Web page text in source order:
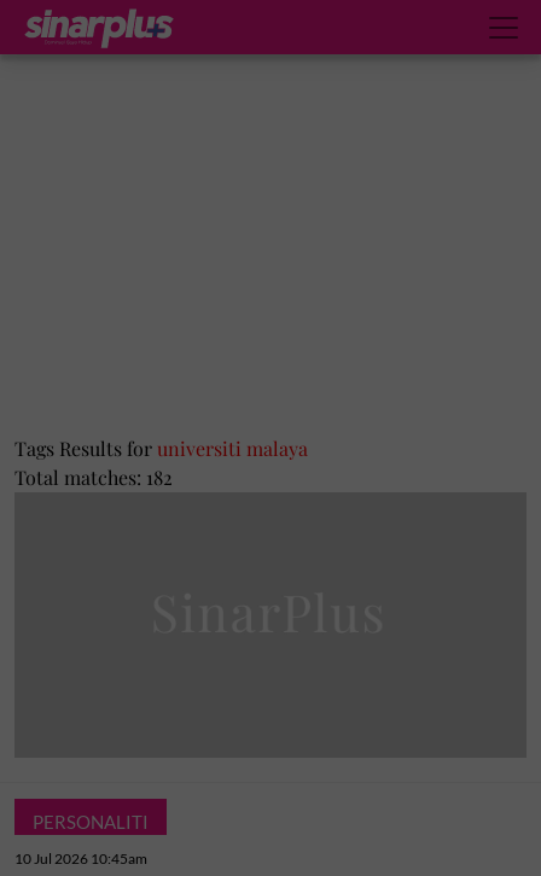
Tags Results for universiti malaya
Total matches: 182
PERSONALITI
10 Jul 2026 10:45am